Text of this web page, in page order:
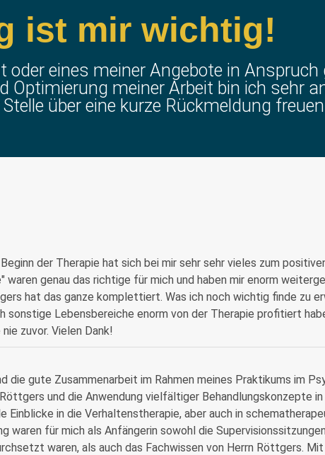
ist mir wichtig!
oder eines meiner Angebote in
Optimierung meiner Arbeit bin ich sehr
über eine kurze Rückmeldung
der Therapie hat sich bei mir sehr sehr vieles zum
genau das richtige für mich und haben mir enorm
hat das ganze komplettiert. Was ich noch wichtig finde zu
Lebensbereiche enorm von der Therapie profitiert
zuvor. Vielen Dank!
gute Zusammenarbeit im Rahmen meines Praktikums im
und die Anwendung vielfältiger Behandlungskonzepte
in die Verhaltenstherapie, aber auch in
für mich als Anfängerin sowohl die
waren, als auch das Fachwissen von Herrn Röttgers. Mit